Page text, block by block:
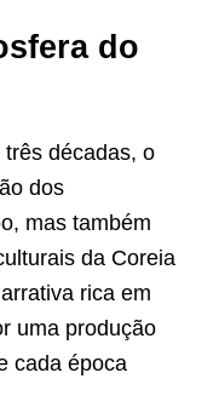
do
décadas, o
dos
mas também
da Coreia
rica em
uma produção
cada época